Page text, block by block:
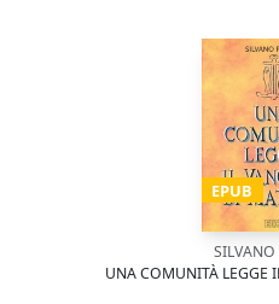
EPUB
SILVANO
UNA COMUNITÀ LEGGE